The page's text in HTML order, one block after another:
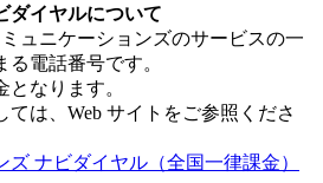
ダイヤルについて
ュニケーションズのサービスの一
る電話番号です。
なります。
は、Web サイトをご参照くださ
ナビダイヤル（全国一律課金）